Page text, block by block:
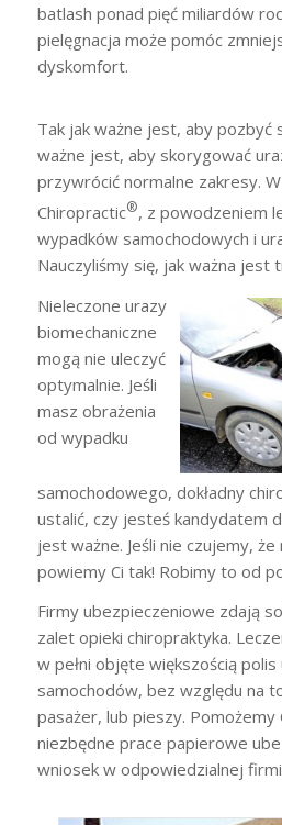
batlash ponad pięć miliardów
pielęgnacja może pomóc
dyskomfort.
Tak jak ważne jest, aby pozbyć
ważne jest, aby skorygować
przywrócić normalne zakresy.
Chiropractic®, z powodzeniem
wypadków samochodowych i
Nauczyliśmy się, jak ważna jest
Nieleczone urazy
biomechaniczne
mogą nie uleczyć
optymalnie. Jeśli
masz obrażenia
od wypadku
samochodowego, dokładny
ustalić, czy jesteś kandydatem
jest ważne. Jeśli nie czujemy,
powiemy Ci tak! Robimy to od
Firmy ubezpieczeniowe zdają
zalet opieki chiropraktyka.
w pełni objęte większością
samochodów, bez względu na
pasażer, lub pieszy. Pomożemy
niezbędne prace papierowe
wniosek w odpowiedzialnej